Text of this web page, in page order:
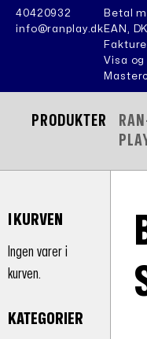
40420932
info@ranplay.dk
Betal
EAN,
Fakture,
Visa og
PRODUKTER
I KURVEN
Ingen varer i
kurven.
KATEGORIER